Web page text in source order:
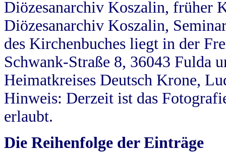
Diözesanarchiv Koszalin, früher
Diözesanarchiv Koszalin,
des Kirchenbuches liegt in der
Schwank-Straße 8, 36043 Fulda
Heimatkreises Deutsch Krone,
Hinweis: Derzeit ist das
erlaubt.
Die Reihenfolge der Einträge